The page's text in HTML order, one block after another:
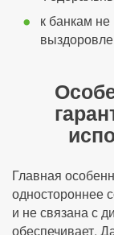
к банкам
Главная
одностороннее
и не связана с
обеспечивает.